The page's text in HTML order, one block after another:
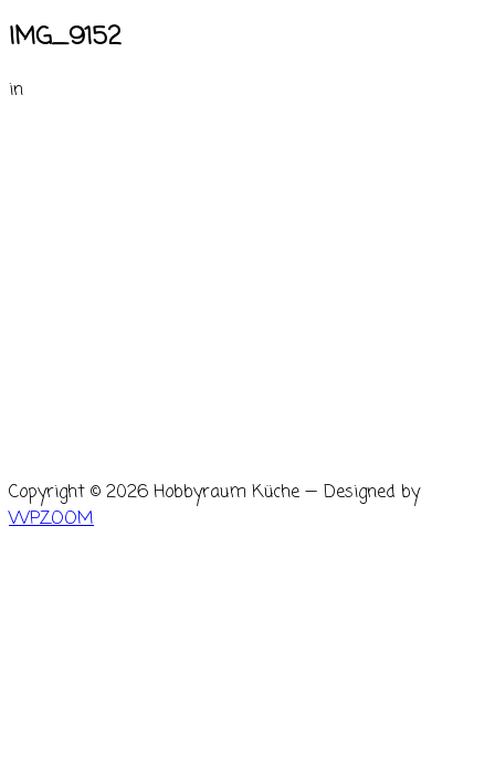
IMG_9152
in
Copyright © 2026 Hobbyraum Küche — Designed by
WPZOOM